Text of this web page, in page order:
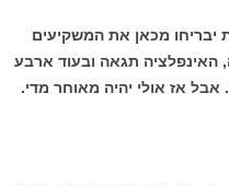
יבריחו מכאן את המשקיעים
האינפלציה תגאה ובעוד ארבע
אז אולי יהיה מאוחר מדי.